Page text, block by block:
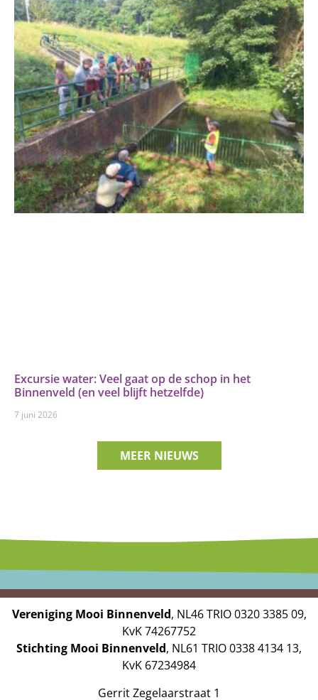
Excursie water: Veel gaat op de schop in het
Binnenveld (en veel blijft hetzelfde)
7 juni 2026
MEER NIEUWS
Vereniging Mooi Binnenveld, NL46 TRIO 0320 3385 09,
KvK 74267752
Stichting Mooi Binnenveld, NL61 TRIO 0338 4134 13,
KvK 67234984
Gerrit Zegelaarstraat 1